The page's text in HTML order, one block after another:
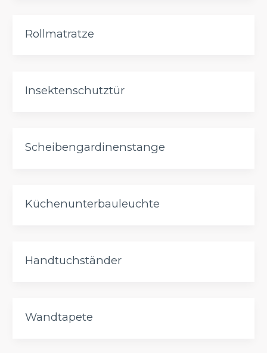
Rollmatratze
Insektenschutztür
Scheibengardinenstange
Küchenunterbauleuchte
Handtuchständer
Wandtapete